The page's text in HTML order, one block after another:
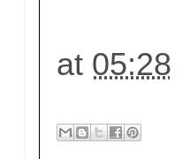
at 05:28